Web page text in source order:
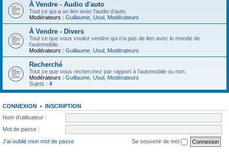
À Vendre - Audio d'auto
Tout ce qui a un lien avec l'audio d'auto.
Modérateurs : Guillaume Usul Modérateurs
À Vendre - Divers
Tout ce que vous voulez vendre qui n'a pas de lien avec le monde de
l'automobile.
Modérateurs : Guillaume Usul Modérateurs
Recherché
Tout ce que vous recherchez par rapport à l'automobile ou non.
Modérateurs : Guillaume Usul Modérateurs
Sujets : 4
CONNEXION • INSCRIPTION
Nom d’utilisateur :
Mot de passe :
J’ai oublié mon mot de passe
Se souvenir de moi